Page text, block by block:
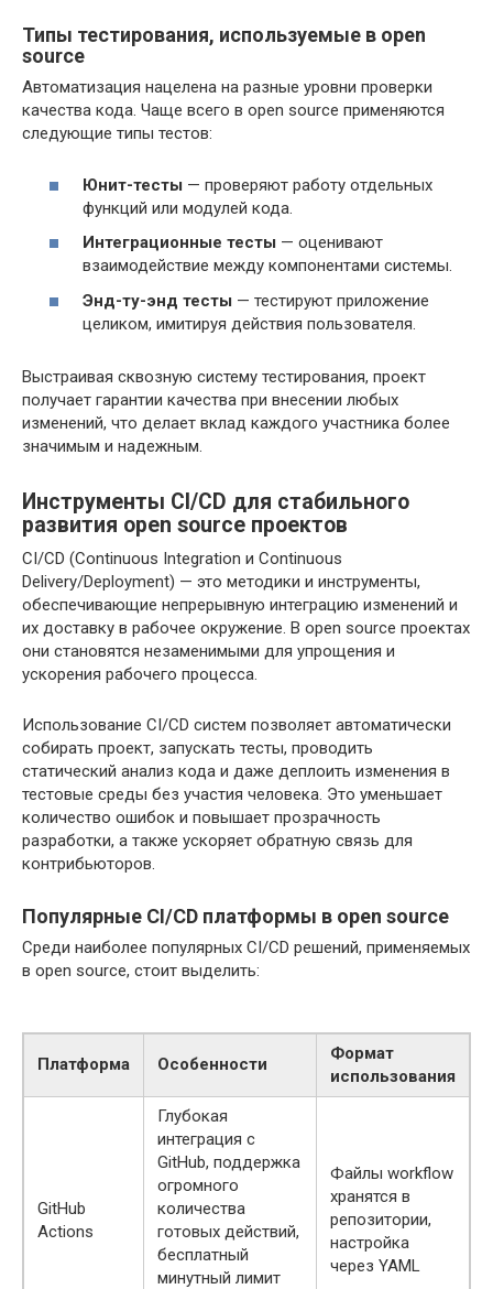
Типы тестирования, используемые в open
source
Автоматизация нацелена на разные уровни проверки
качества кода. Чаще всего в open source применяются
следующие типы тестов:
Юнит-тесты — проверяют работу отдельных
функций или модулей кода.
Интеграционные тесты — оценивают
взаимодействие между компонентами системы.
Энд-ту-энд тесты — тестируют приложение
целиком, имитируя действия пользователя.
Выстраивая сквозную систему тестирования, проект
получает гарантии качества при внесении любых
изменений, что делает вклад каждого участника более
значимым и надежным.
Инструменты CI/CD для стабильного
развития open source проектов
CI/CD (Continuous Integration и Continuous
Delivery/Deployment) — это методики и инструменты,
обеспечивающие непрерывную интеграцию изменений и
их доставку в рабочее окружение. В open source проектах
они становятся незаменимыми для упрощения и
ускорения рабочего процесса.
Использование CI/CD систем позволяет автоматически
собирать проект, запускать тесты, проводить
статический анализ кода и даже деплоить изменения в
тестовые среды без участия человека. Это уменьшает
количество ошибок и повышает прозрачность
разработки, а также ускоряет обратную связь для
контрибьюторов.
Популярные CI/CD платформы в open source
Среди наиболее популярных CI/CD решений, применяемых
в open source, стоит выделить:
Платформа Особенности
Формат
использования
GitHub
Actions
Глубокая
интеграция с
GitHub, поддержка
огромного
количества
готовых действий,
бесплатный
минутный лимит
Файлы workflow
хранятся в
репозитории,
настройка
через YAML